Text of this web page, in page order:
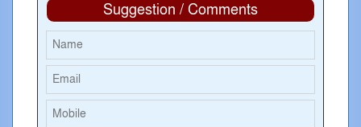
Suggestion / Comments